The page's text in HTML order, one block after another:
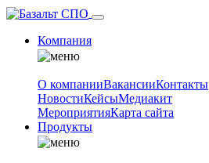
Компания
О компанииВакансииКонтакты
НовостиКейсыМедиакит
МероприятияКарта сайта
Продукты